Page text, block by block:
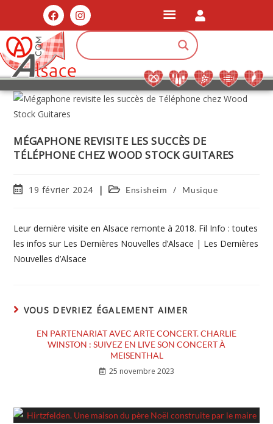
MÉGAPHONE REVISITE LES SUCCÈS DE
TÉLÉPHONE CHEZ WOOD STOCK GUITARES
19 février 2024 Ensisheim / Musique
Leur dernière visite en Alsace remonte à 2018. Fil Info : toutes
les infos sur Les Dernières Nouvelles d’Alsace | Les Dernières
Nouvelles d’Alsace
VOUS DEVRIEZ ÉGALEMENT AIMER
EN PARTENARIAT AVEC ARTE CONCERT. CHARLIE
WINSTON : SUIVEZ EN LIVE SON CONCERT À
MEISENTHAL
25 novembre 2023